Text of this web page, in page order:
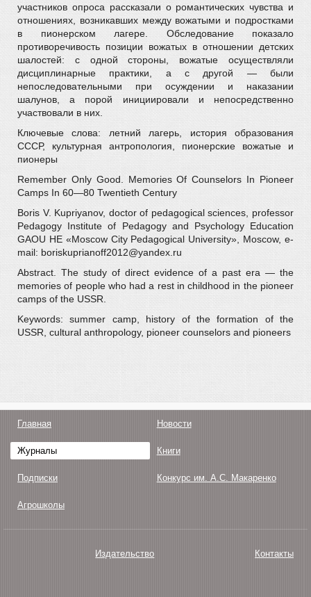
участников опроса рассказали о романтических чувства и
отношениях, возникавших между вожатыми и подростками
в пионерском лагере. Обследование показало
противоречивость позиции вожатых в отношении детских
шалостей: с одной стороны, вожатые осуществляли
дисциплинарные практики, а с другой — были
непоследовательными при осуждении и наказании
шалунов, а порой инициировали и непосредственно
участвовали в них.
Ключевые слова: летний лагерь, история образования
СССР, культурная антропология, пионерские вожатые и
пионеры
Remember Only Good. Memories Of Counselors In Pioneer
Camps In 60—80 Twentieth Century
Boris V. Kupriyanov, doctor of pedagogical sciences, professor
Pedagogy Institute of Pedagogy and Psychology Education
GAOU HE «Moscow City Pedagogical University», Moscow, e-
mail: boriskuprianoff2012@yandex.ru
Abstract. The study of direct evidence of a past era — the
memories of people who had a rest in childhood in the pioneer
camps of the USSR.
Keywords: summer camp, history of the formation of the
USSR, cultural anthropology, pioneer counselors and pioneers
Главная Новости
Журналы Книги
Подписки Конкурс им. А.С. Макаренко
Агрошколы
Издательство Контакты